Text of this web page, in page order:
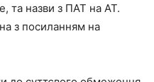
та назви з ПАТ на АТ.
з посиланням на